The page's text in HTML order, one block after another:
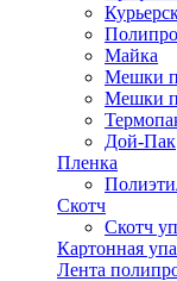
Майка
Мешки
Мешки
Дой-Пак
Пленка
Скотч
Скотч
Картонная
Лента